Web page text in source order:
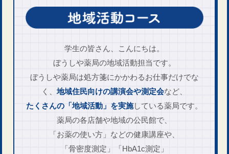
学生の皆さん、こんにちは。
ぼうしや薬局の地域活動担当です。
ぼうしや薬局は処方箋にかかわるお仕事だけでな
く、地域住民向けの講演会や測定会な​ど、
たくさんの「地域活動」を実施している薬局です。
薬局の各店舗や地域の公民館で、
「お薬の使い方」などの健康講座や、
「骨密度測定」「HbA1c測定」